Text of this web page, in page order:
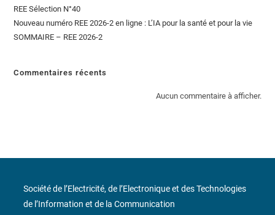
REE Sélection N°40
Nouveau numéro REE 2026-2 en ligne : L’IA pour la santé et pour la vie
SOMMAIRE – REE 2026-2
Commentaires récents
Aucun commentaire à afficher.
Société de l’Electricité, de l’Electronique et des Technologies
de l’Information et de la Communication